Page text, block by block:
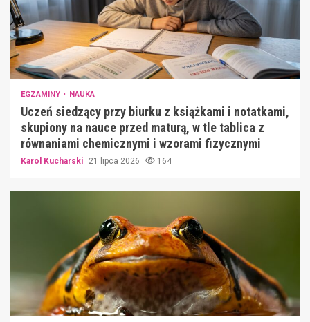
EGZAMINY NAUKA
Uczeń siedzący przy biurku z książkami i notatkami,
skupiony na nauce przed maturą, w tle tablica z
równaniami chemicznymi i wzorami fizycznymi
Karol Kucharski 21 lipca 2026 164